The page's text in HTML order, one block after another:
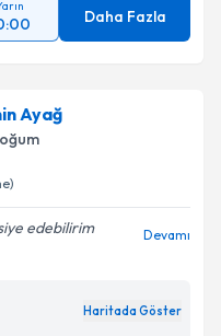
Daha Fazla
Ayağ
edebilirim
Devamı
Haritada Göster